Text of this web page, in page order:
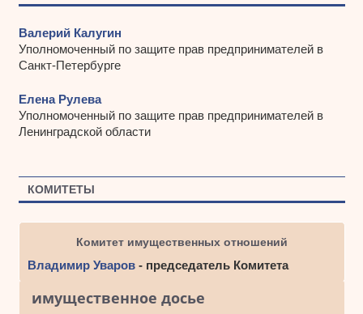
Валерий Калугин
Уполномоченный по защите прав предпринимателей в
Санкт-Петербурге
Елена Рулева
Уполномоченный по защите прав предпринимателей в
Ленинградской области
КОМИТЕТЫ
Комитет имущественных отношений
Владимир Уваров- председатель Комитета
имущественное досье